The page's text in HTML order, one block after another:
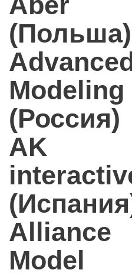
(Польша)
Modeling
(Россия)
AK
Alliance
Model